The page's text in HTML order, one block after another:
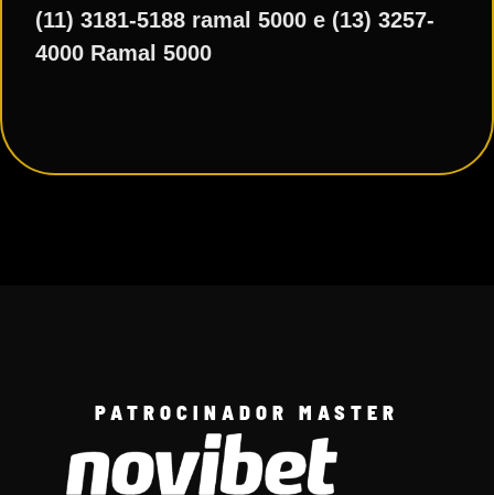
(11) 3181-5188 ramal 5000 e (13) 3257-
4000 Ramal 5000
PATROCINADOR MASTER